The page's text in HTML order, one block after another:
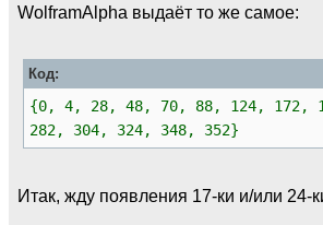
WolframAlpha выдаёт то же самое:
Код:
{0, 4, 28, 48, 70, 88, 124, 172,
282, 304, 324, 348, 352}
Итак, жду появления 17-ки и/или 24-